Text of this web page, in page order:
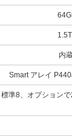
内
Smart アレイ
標準8、オプション